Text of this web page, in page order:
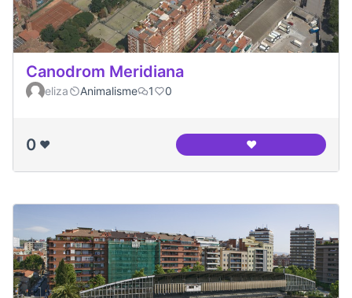
Canodrom Meridiana
eliza Animalisme 1 0
0 ❤️ ❤️Canodrom